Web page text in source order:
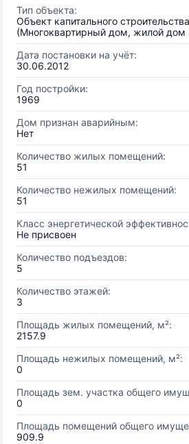
Тип объекта:
Объект капитального
(Многоквартирный дом, жилой дом
Дата постановки на учёт:
30.06.2012
Год постройки:
1969
Дом признан аварийным:
Нет
Количество жилых помещений:
51
Количество нежилых помещений:
51
Класс энергетической
Не присвоен
Количество подъездов:
5
Количество этажей:
3
Площадь жилых помещений, м²:
2157.9
Площадь нежилых помещений, м²:
0
Площадь зем. участка общего
0
Площадь помещений общего
909.9